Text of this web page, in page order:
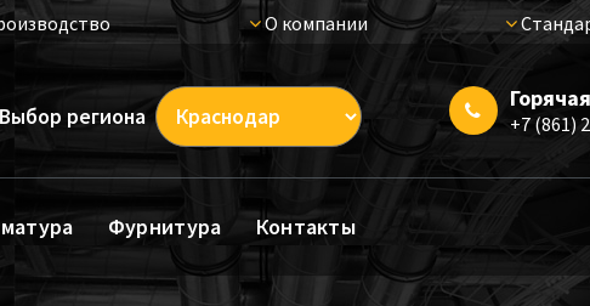
О компании
+7 (861)
Выбор региона
Фурнитура Контакты